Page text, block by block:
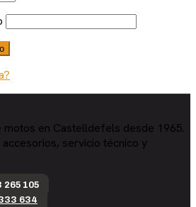
motos en Castelldefels desde 1965.
servicio técnico y
265 105
634